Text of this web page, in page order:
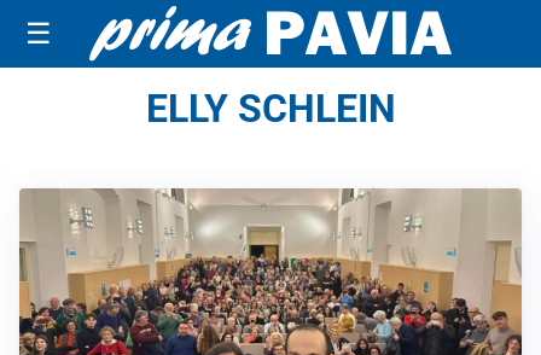
☰
ELLY SCHLEIN